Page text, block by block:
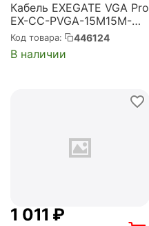
Кабель EXEGATE VGA Pro
EX-CC-PVGA-15M15M-
30.0 (15M/15M, 30м, 2
фильтра, позолоченные
контакты, экран)
Код товара: 446124
В наличии
1 011 ₽